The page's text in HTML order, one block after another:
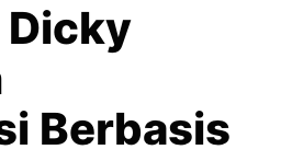
Dicky
Berbasis